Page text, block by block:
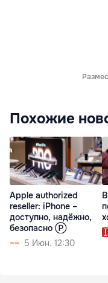
Похожие
Apple authorized
reseller: iPhone –
доступно, надёжно,
безопасно Ⓟ
5 Июн. 12:30